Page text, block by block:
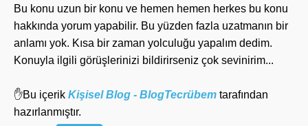
Bu konu uzun bir konu ve hemen hemen herkes bu konu
hakkında yorum yapabilir. Bu yüzden fazla uzatmanın bir
anlamı yok. Kısa bir zaman yolculuğu yapalım dedim.
Konuyla ilgili görüşlerinizi bildirirseniz çok sevinirim...
✋Bu içerik Kişisel Blog - BlogTecrübem tarafından
hazırlanmıştır.